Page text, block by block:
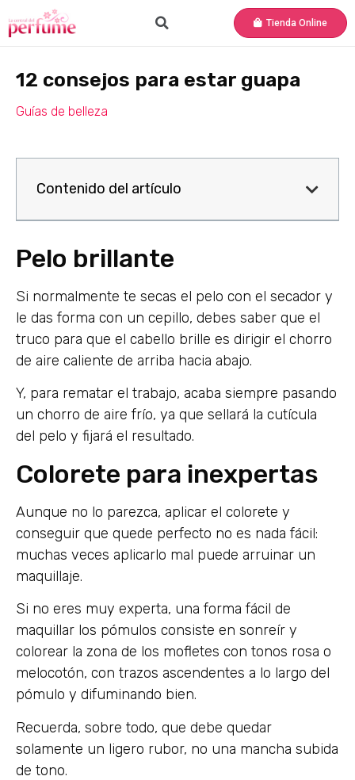
Tienda Online
12 consejos para estar guapa
Guías de belleza
Contenido del artículo
Pelo brillante
Si normalmente te secas el pelo con el secador y
le das forma con un cepillo, debes saber que el
truco para que el cabello brille es dirigir el chorro
de aire caliente de arriba hacia abajo.
Y, para rematar el trabajo, acaba siempre pasando
un chorro de aire frío, ya que sellará la cutícula
del pelo y fijará el resultado.
Colorete para inexpertas
Aunque no lo parezca, aplicar el colorete y
conseguir que quede perfecto no es nada fácil:
muchas veces aplicarlo mal puede arruinar un
maquillaje.
Si no eres muy experta, una forma fácil de
maquillar los pómulos consiste en sonreír y
colorear la zona de los mofletes con tonos rosa o
melocotón, con trazos ascendentes a lo largo del
pómulo y difuminando bien.
Recuerda, sobre todo, que debe quedar
solamente un ligero rubor, no una mancha subida
de tono.